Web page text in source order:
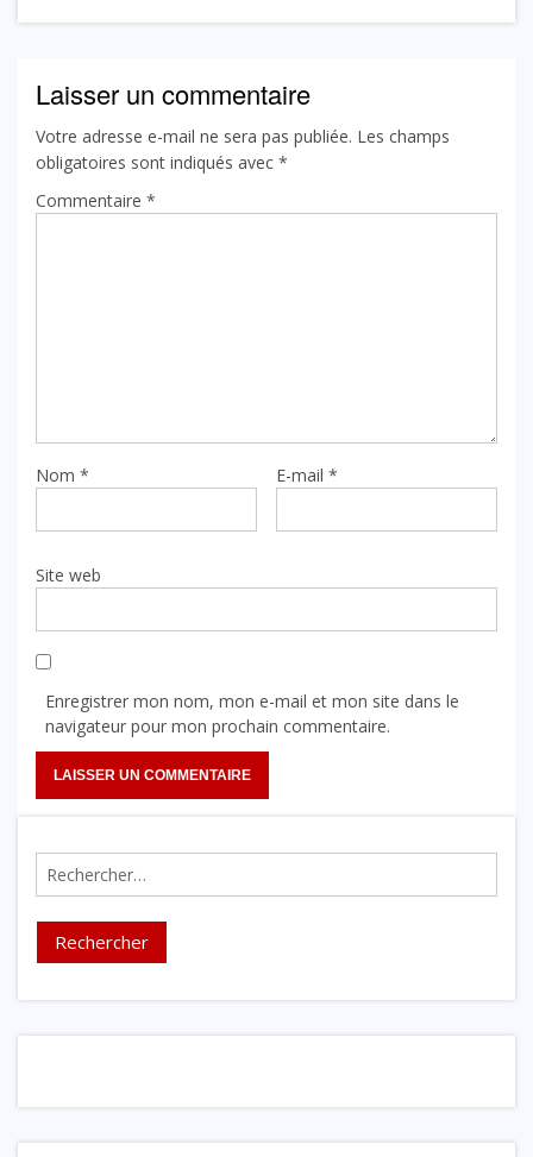
Laisser un commentaire
Votre adresse e-mail ne sera pas publiée. Les champs
obligatoires sont indiqués avec *
Commentaire *
Nom * E-mail *
Site web
Enregistrer mon nom, mon e-mail et mon site dans le
navigateur pour mon prochain commentaire.
Rechercher :